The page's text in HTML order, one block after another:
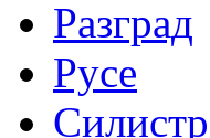
Разград
Русе